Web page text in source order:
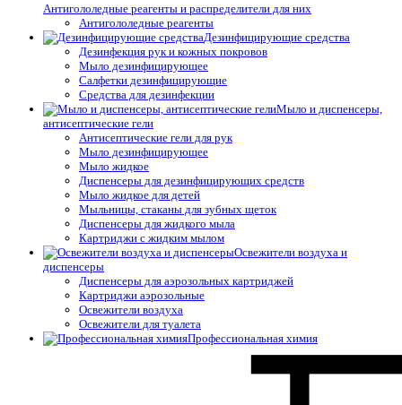
Антигололедные реагенты и распределители для них
Антигололедные реагенты
Дезинфицирующие средства
Дезинфекция рук и кожных покровов
Мыло дезинфицирующее
Салфетки дезинфицирующие
Средства для дезинфекции
Мыло и диспенсеры,
антисептические гели
Антисептические гели для рук
Мыло дезинфицирующее
Мыло жидкое
Диспенсеры для дезинфицирующих средств
Мыло жидкое для детей
Мыльницы, стаканы для зубных щеток
Диспенсеры для жидкого мыла
Картриджи с жидким мылом
Освежители воздуха и
диспенсеры
Диспенсеры для аэрозольных картриджей
Картриджи аэрозольные
Освежители воздуха
Освежители для туалета
Профессиональная химия